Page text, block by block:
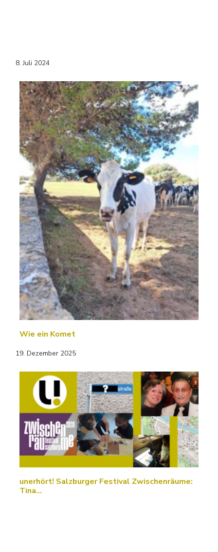
8. Juli 2024
Wie ein Komet
19. Dezember 2025
unerhört! Salzburger Festival Zwischenräume:
Tina…